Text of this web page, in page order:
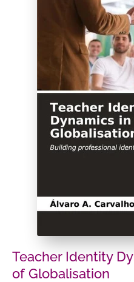
Teacher Identity
of Globalisation